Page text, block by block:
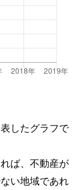
したグラフで
ば、不動産が
い地域であれ